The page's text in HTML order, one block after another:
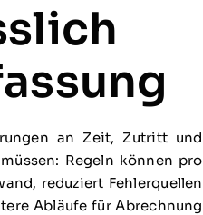
an Zeit, Zutritt und
Regeln können pro
reduziert Fehlerquellen
Abläufe für Abrechnung